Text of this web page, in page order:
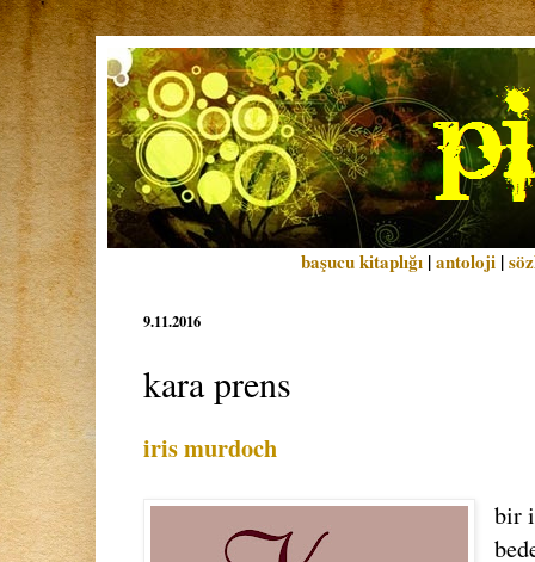
başucu kitaplığı |antoloji |
9.11.2016
kara prens
iris murdoch
bir